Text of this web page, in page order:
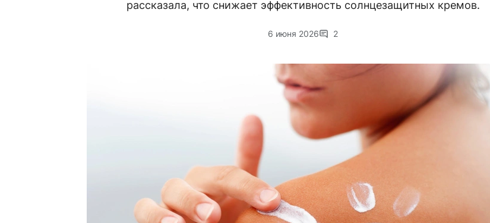
рассказала, что снижает эффективность солнцезащитных кремов.
6 июня 2026 2